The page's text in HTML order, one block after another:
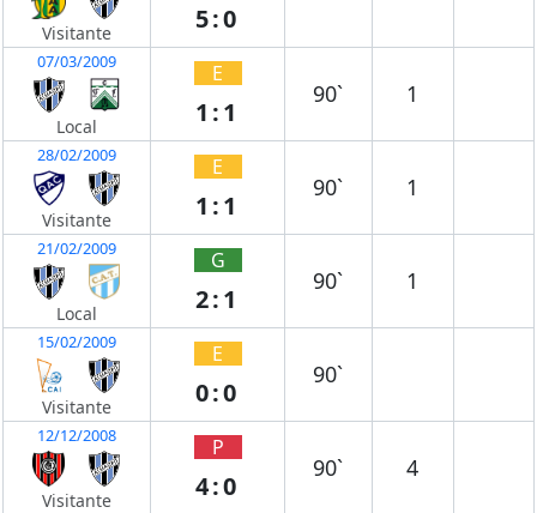
Visitante 5:0
07/03/2009
Local
E
1:1
90` 1
28/02/2009
Visitante
E
1:1
90` 1
21/02/2009
Local
G
2:1
90` 1
15/02/2009
Visitante
E
0:0
90`
12/12/2008
Visitante
P
4:0
90` 4